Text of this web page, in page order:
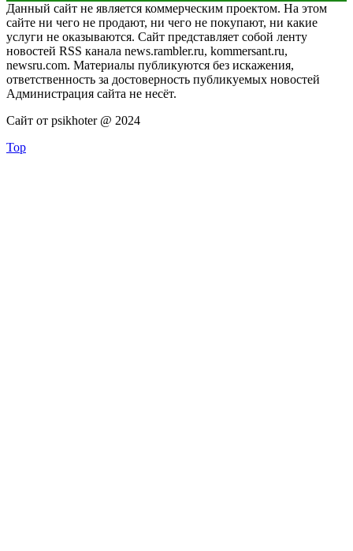
Данный сайт не является коммерческим проектом. На этом
сайте ни чего не продают, ни чего не покупают, ни какие
услуги не оказываются. Сайт представляет собой ленту
новостей RSS канала news.rambler.ru, kommersant.ru,
newsru.com. Материалы публикуются без искажения,
ответственность за достоверность публикуемых новостей
Администрация сайта не несёт.
Сайт от psikhoter @ 2024
Top